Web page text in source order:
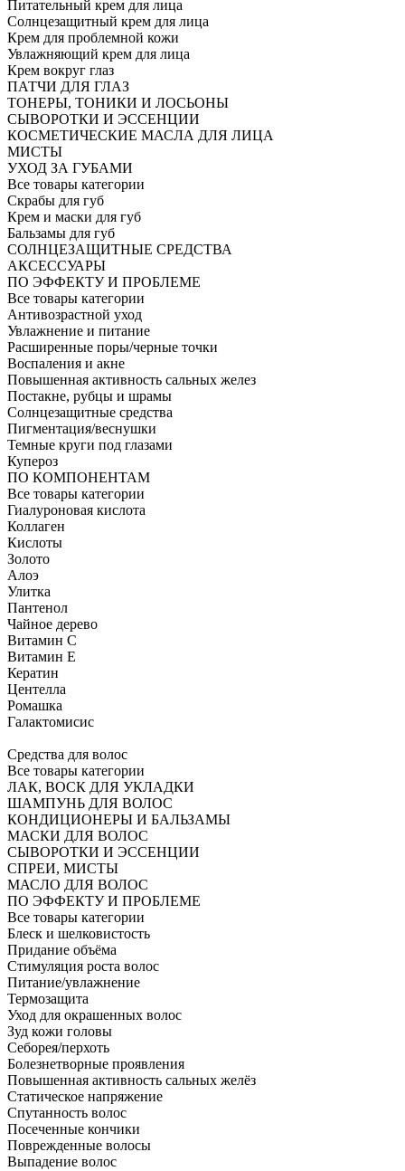
Питательный крем для лица
Солнцезащитный крем для лица
Крем для проблемной кожи
Увлажняющий крем для лица
Крем вокруг глаз
ПАТЧИ ДЛЯ ГЛАЗ
ТОНЕРЫ, ТОНИКИ И ЛОСЬОНЫ
СЫВОРОТКИ И ЭССЕНЦИИ
КОСМЕТИЧЕСКИЕ МАСЛА ДЛЯ ЛИЦА
МИСТЫ
УХОД ЗА ГУБАМИ
Все товары категории
Скрабы для губ
Крем и маски для губ
Бальзамы для губ
СОЛНЦЕЗАЩИТНЫЕ СРЕДСТВА
АКСЕССУАРЫ
ПО ЭФФЕКТУ И ПРОБЛЕМЕ
Все товары категории
Антивозрастной уход
Увлажнение и питание
Расширенные поры/черные точки
Воспаления и акне
Повышенная активность сальных желез
Постакне, рубцы и шрамы
Солнцезащитные средства
Пигментация/веснушки
Темные круги под глазами
Купероз
ПО КОМПОНЕНТАМ
Все товары категории
Гиалуроновая кислота
Коллаген
Кислоты
Золото
Алоэ
Улитка
Пантенол
Чайное дерево
Витамин C
Витамин Е
Кератин
Центелла
Ромашка
Галактомисис
Средства для волос
Все товары категории
ЛАК, ВОСК ДЛЯ УКЛАДКИ
ШАМПУНЬ ДЛЯ ВОЛОС
КОНДИЦИОНЕРЫ И БАЛЬЗАМЫ
МАСКИ ДЛЯ ВОЛОС
СЫВОРОТКИ И ЭССЕНЦИИ
СПРЕИ, МИСТЫ
МАСЛО ДЛЯ ВОЛОС
ПО ЭФФЕКТУ И ПРОБЛЕМЕ
Все товары категории
Блеск и шелковистость
Придание объёма
Стимуляция роста волос
Питание/увлажнение
Термозащита
Уход для окрашенных волос
Зуд кожи головы
Себорея/перхоть
Болезнетворные проявления
Повышенная активность сальных желёз
Статическое напряжение
Спутанность волос
Посеченные кончики
Поврежденные волосы
Выпадение волос